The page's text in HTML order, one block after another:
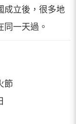
成立後，很多地
一天過。
節